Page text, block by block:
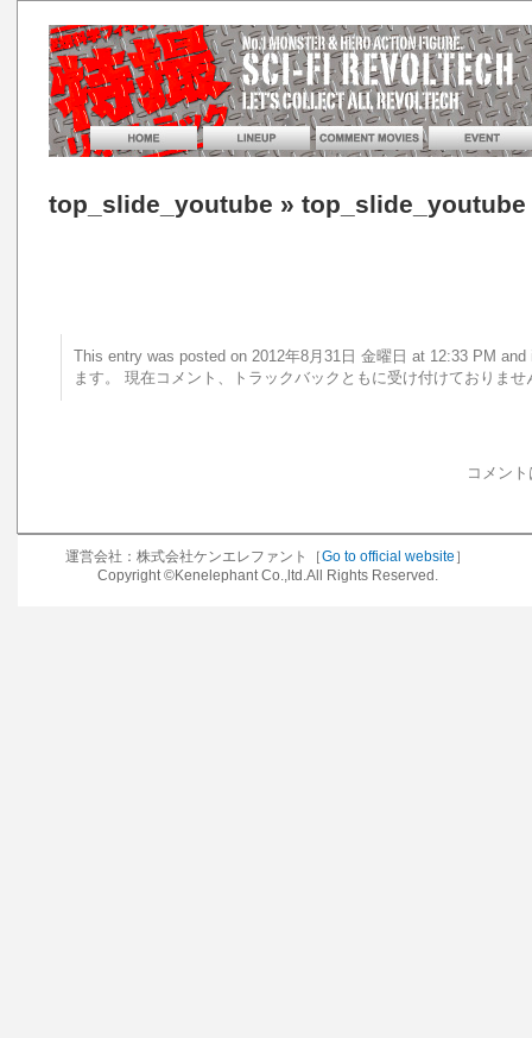
top_slide_youtube » top_slide_youtube
This entry was posted on 2012年8月31日 金曜日 at 12:33 PM
ます。 現在コメント、トラックバックともに受け付けておりませ
コメン
運営会社：株式会社ケンエレファント［Go to official website ］
Copyright ©Kenelephant Co.,ltd.All Rights Reserved.